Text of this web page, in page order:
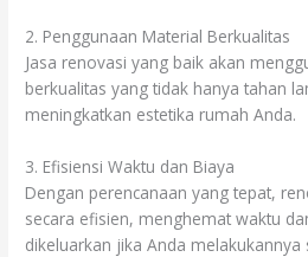
2. Penggunaan Material Berkualitas
Jasa renovasi yang baik akan
berkualitas yang tidak hanya tahan
meningkatkan estetika rumah Anda.
3. Efisiensi Waktu dan Biaya
Dengan perencanaan yang tepat,
secara efisien, menghemat waktu
dikeluarkan jika Anda melakukannya